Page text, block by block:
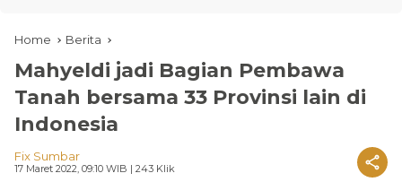
Home Berita
Mahyeldi jadi Bagian Pembawa
Tanah bersama 33 Provinsi lain di
Indonesia
Fix Sumbar
17 Maret 2022, 09:10 WIB | 243 Klik